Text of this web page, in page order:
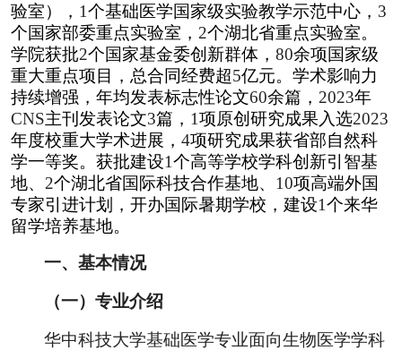
验室）， 1个基础医学国家级实验教学示范中心， 3
个国家部委重点实验室， 2个湖北省重点实验室。
学院获批2个国家基金委创新群体， 80余项国家级
重大重点项目，总合同经费超5亿元。学术影响力
持续增强，年均发表标志性论文60余篇， 2023年
CNS主刊发表论文3篇， 1项原创研究成果入选2023
年度校重大学术进展， 4项研究成果获省部自然科
学一等奖。获批建设1个高等学校学科创新引智基
地、 2个湖北省国际科技合作基地、 10项高端外国
专家引进计划，开办国际暑期学校，建设1个来华
留学培养基地。
一、基本情况
（一）专业介绍
华中科技大学基础医学专业面向生物医学学科